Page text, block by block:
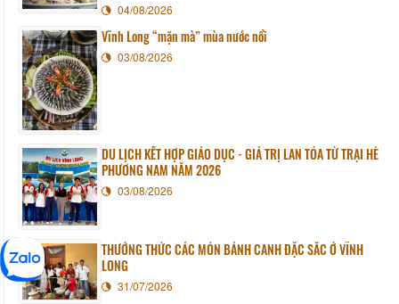
04/08/2026
Vĩnh Long “mặn mà” mùa nước nổi
03/08/2026
DU LỊCH KẾT HỢP GIÁO DỤC - GIÁ TRỊ LAN TỎA TỪ TRẠI HÈ
PHƯƠNG NAM NĂM 2026
03/08/2026
THƯỞNG THỨC CÁC MÓN BÁNH CANH ĐẶC SẮC Ở VĨNH
LONG
31/07/2026